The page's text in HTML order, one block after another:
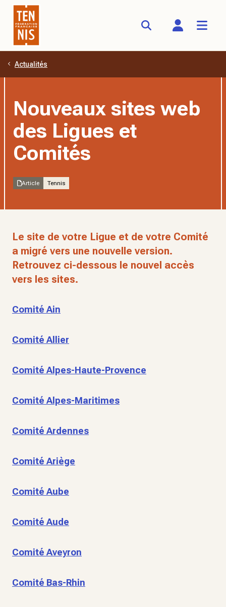
Aller au contenu principal
Actualités
Nouveaux sites web
des Ligues et
Comités
Article Tennis
Le site de votre Ligue et de votre Comité
a migré vers une nouvelle version.
Retrouvez ci-dessous le nouvel accès
vers les sites.
Comité Ain
Comité Allier
Comité Alpes-Haute-Provence
Comité Alpes-Maritimes
Comité Ardennes
Comité Ariège
Comité Aube
Comité Aude
Comité Aveyron
Comité Bas-Rhin